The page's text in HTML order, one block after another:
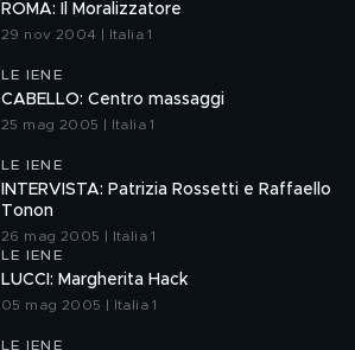
ROMA: Il Moralizzatore
29 nov 2004 | Italia 1
LE IENE
CABELLO: Centro massaggi
25 mag 2005 | Italia 1
LE IENE
INTERVISTA: Patrizia Rossetti e Raffaello
Tonon
26 mag 2005 | Italia 1
LE IENE
LUCCI: Margherita Hack
05 mag 2005 | Italia 1
LE IENE